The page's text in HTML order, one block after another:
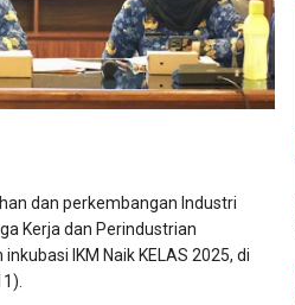
dan perkembangan Industri
Kerja dan Perindustrian
IKM Naik KELAS 2025, di